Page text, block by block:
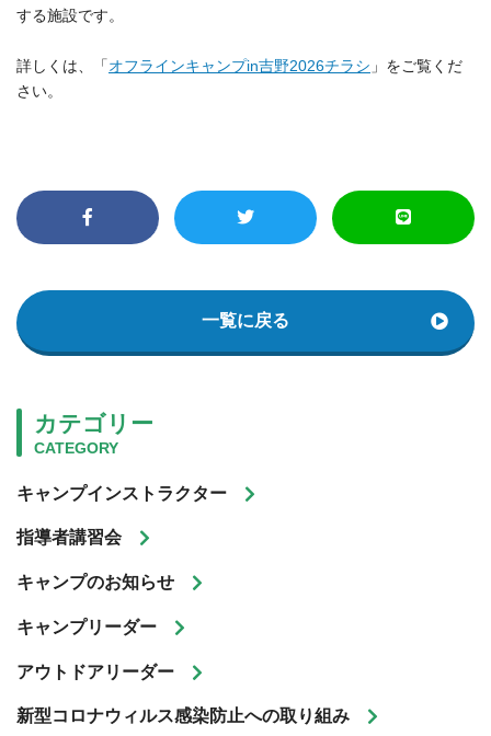
する施設です。
詳しくは、「オフラインキャンプin吉野2026チラシ 」をご覧くだ
さい。
一覧に戻る
カテゴリー
CATEGORY
キャンプインストラクター
指導者講習会
キャンプのお知らせ
キャンプリーダー
アウトドアリーダー
新型コロナウィルス感染防止への取り組み